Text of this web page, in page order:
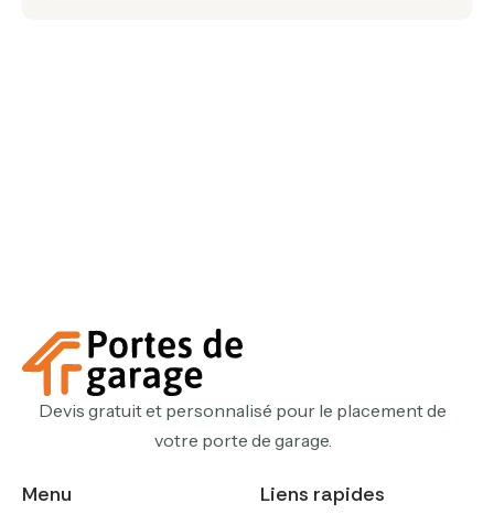
Devis gratuit et personnalisé pour le placement de
votre porte de garage.
Menu Liens rapides